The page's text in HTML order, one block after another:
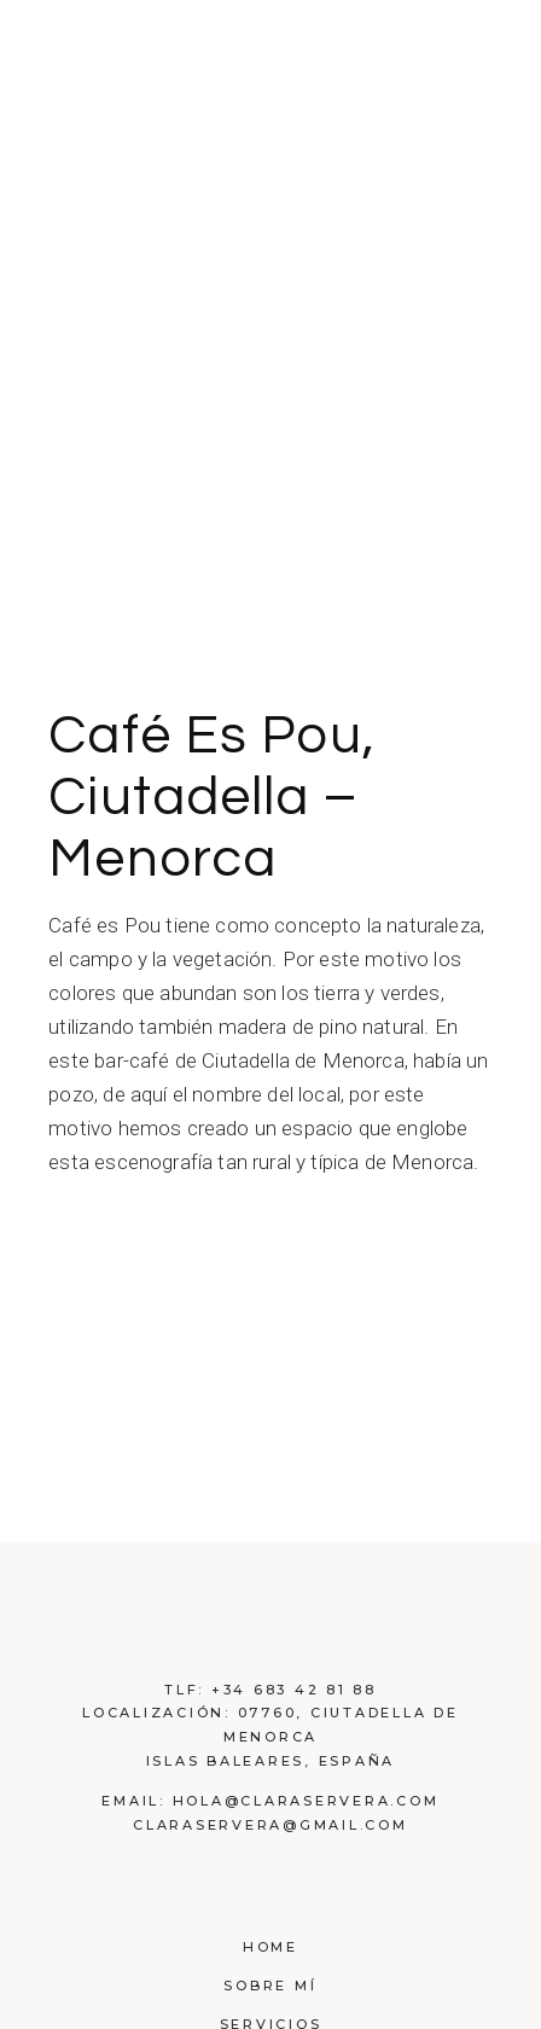
Café Es Pou,
Ciutadella –
Menorca
Café es Pou tiene como concepto la naturaleza,
el campo y la vegetación. Por este motivo los
colores que abundan son los tierra y verdes,
utilizando también madera de pino natural. En
este bar-café de Ciutadella de Menorca, había un
pozo, de aquí el nombre del local, por este
motivo hemos creado un espacio que englobe
esta escenografía tan rural y típica de Menorca.
TLF: +34 683 42 81 88
LOCALIZACIÓN: 07760, CIUTADELLA DE
MENORCA
ISLAS BALEARES, ESPAÑA
EMAIL: HOLA@CLARASERVERA.COM
CLARASERVERA@GMAIL.COM
HOME
SOBRE MÍ
SERVICIOS